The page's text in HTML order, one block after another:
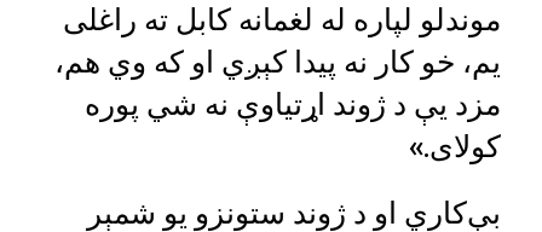
موندلو لپاره له لغمانه کابل ته راغلی
یم، خو کار نه پیدا کېږي او که وي هم،
مزد یې د ژوند اړتیاوې نه شي پوره
کولای.»
بې‌کاري او د ژوند ستونزو یو شمېر